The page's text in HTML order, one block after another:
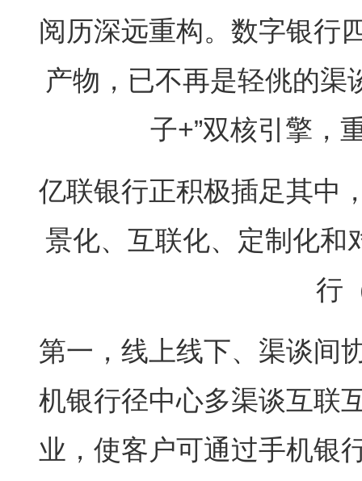
阅历深远重构。数字银行
产物，已不再是轻佻的渠
子+”双核引擎，
亿联银行正积极插足其中
景化、互联化、定制化和
行
第一，线上线下、渠谈间
机银行径中心多渠谈互联
业，使客户可通过手机银